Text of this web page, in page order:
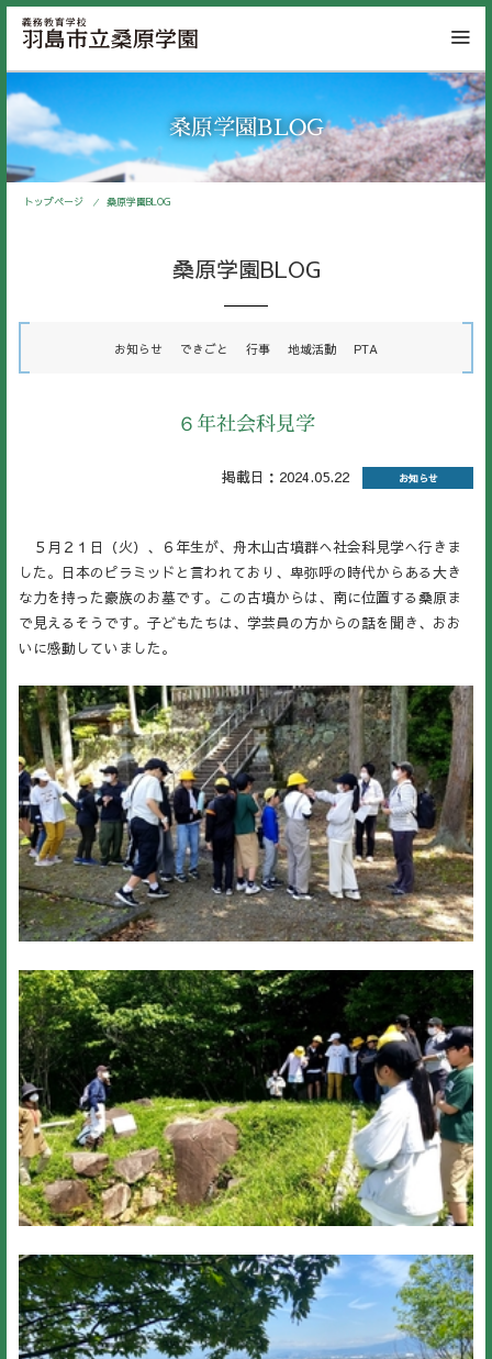
桑原学園BLOG
トップページ 桑原学園BLOG
桑原学園BLOG
お知らせ できごと 行事 地域活動 PTA
６年社会科見学
掲載日：2024.05.22 お知らせ
５月２１日（火）、６年生が、舟木山古墳群へ社会科見学へ行きま
した。日本のピラミッドと言われており、卑弥呼の時代からある大き
な力を持った豪族のお墓です。この古墳からは、南に位置する桑原ま
で見えるそうです。子どもたちは、学芸員の方からの話を聞き、おお
いに感動していました。